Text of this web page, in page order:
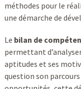
méthodes pour le
une démarche de
Le bilan de
permettant
aptitudes et ses
question son